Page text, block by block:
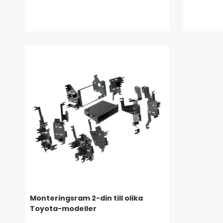
Monteringsram 2-din till olika
Toyota-modeller